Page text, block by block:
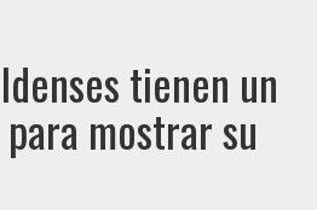
tienen un
mostrar su